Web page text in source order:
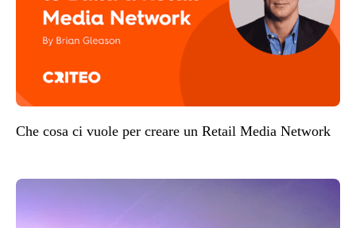
Che cosa ci vuole per creare un Retail Media Network